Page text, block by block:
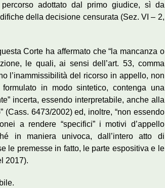
adottato dal primo giudice, sì da
della decisione censurata (Sez. VI – 2,
Corte ha affermato che “la mancanza o
le quali, ai sensi dell’art. 53, comma
l’inammissibilità del ricorso in appello, non
in modo sintetico, contenga una
incerta, essendo interpretabile, anche alla
(Cass. 6473/2002) ed, inoltre, “non essendo
a rendere “specifici” i motivi d’appello
in maniera univoca, dall’intero atto di
le premesse in fatto, le parte espositiva e le
2017).